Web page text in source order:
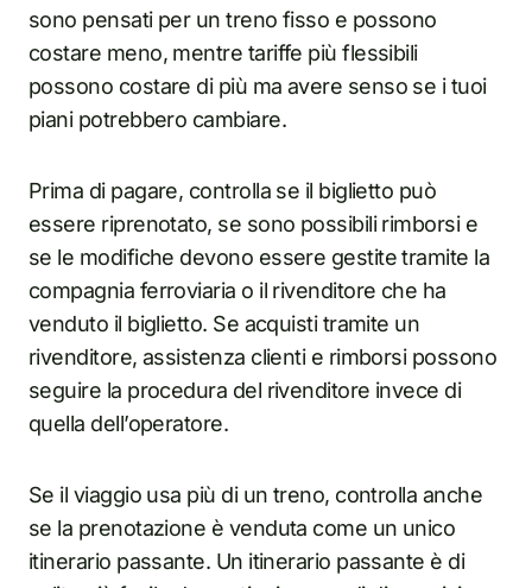
sono pensati per un treno fisso e possono
costare meno, mentre tariffe più flessibili
possono costare di più ma avere senso se i tuoi
piani potrebbero cambiare.
Prima di pagare, controlla se il biglietto può
essere riprenotato, se sono possibili rimborsi e
se le modifiche devono essere gestite tramite la
compagnia ferroviaria o il rivenditore che ha
venduto il biglietto. Se acquisti tramite un
rivenditore, assistenza clienti e rimborsi possono
seguire la procedura del rivenditore invece di
quella dell’operatore.
Se il viaggio usa più di un treno, controlla anche
se la prenotazione è venduta come un unico
itinerario passante. Un itinerario passante è di